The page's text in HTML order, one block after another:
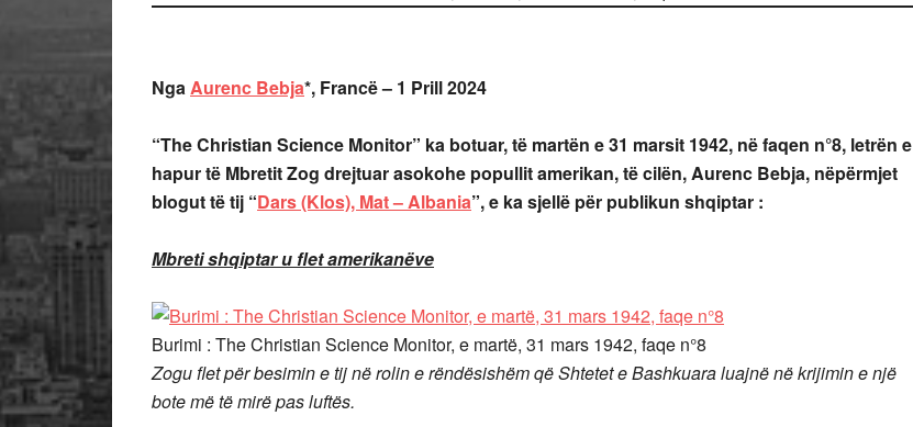
NgaAurenc Bebja*, Francë – 1 Prill 2024
“The Christian Science Monitor” ka botuar, të martën e 31 marsit 1942, në faqen n°8, letrën e
hapur të Mbretit Zog drejtuar asokohe popullit amerikan, të cilën, Aurenc Bebja, nëpërmjet
blogut të tij “Dars (Klos), Mat – Albania”, e ka sjellë për publikun shqiptar :
Mbreti shqiptar u flet amerikanëve
Burimi : The Christian Science Monitor, e martë, 31 mars 1942, faqe n°8
Zogu flet për besimin e tij në rolin e rëndësishëm që Shtetet e Bashkuara luajnë në krijimin e një
bote më të mirë pas luftës.